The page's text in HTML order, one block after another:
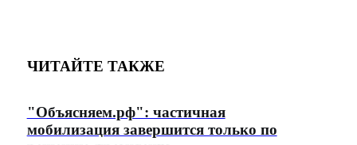
ЧИТАЙТЕ ТАКЖЕ
"Объясняем.рф": частичная
мобилизация завершится только по